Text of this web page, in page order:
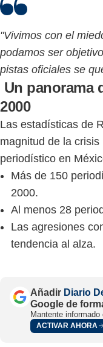
"Vivimos con el
podamos ser
pistas oficiales se
Un panorama
2000
Las estadísticas de
magnitud de la
periodístico en
Más de 150
2000.
Al menos 28
Las agresiones
tendencia al alza.
Añadir Diario
Google de
Mantente
ACTIVAR AHORA